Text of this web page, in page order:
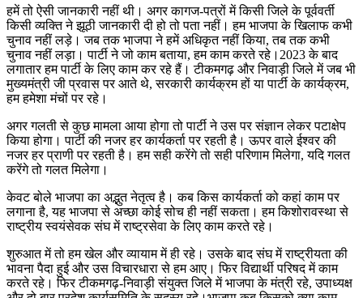
हमें तो ऐसी जानकारी नहीं थी। अगर कागज-पत्रों में किसी जिले के पूर्ववर्ती
किसी व्यक्ति ने झूठी जानकारी दी हो तो पता नहीं। हम भाजपा के खिलाफ कभी
चुनाव नहीं लड़े। जब तक भाजपा ने हमें अधिकृत नहीं किया, तब तक कभी
चुनाव नहीं लड़ा। पार्टी ने जो काम बताया, हम काम करते रहे।2023 के बाद
लगातार हम पार्टी के लिए काम कर रहे हैं। टीकमगढ़ और निवाड़ी जिले में जब भी
मुख्यमंत्री जी प्रवास पर आते थे, सरकारी कार्यक्रम हों या पार्टी के कार्यक्रम,
हम हमेशा मंचों पर रहे।
अगर गलती से कुछ मामला आया होगा तो पार्टी ने उस पर संज्ञान लेकर पटाक्षेप
किया होगा। पार्टी की नजर हर कार्यकर्ता पर रहती है। ऊपर वाले ईश्वर की
नजर हर प्राणी पर रहती है। हम सही करेंगे तो सही परिणाम मिलेगा, यदि गलत
करेंगे तो गलत मिलेगा।
केवट बोले भाजपा का अद्भुत नेतृत्व है। कब किस कार्यकर्ता को कहां काम पर
लगाना है, यह भाजपा से अच्छा कोई सोच ही नहीं सकता। हम किशोरावस्था से
राष्ट्रीय स्वयंसेवक संघ में राष्ट्रसेवा के लिए काम करते रहे।
शुरुआत में तो हम खेल और व्यायाम में ही रहे। उसके बाद संघ में राष्ट्रीयता की
भावना पैदा हुई और उस विचारधारा से हम आए। फिर विद्यार्थी परिषद में काम
करते रहे। फिर टीकमगढ़-निवाड़ी संयुक्त जिले में भाजपा के मंत्री रहे, उपाध्यक्ष